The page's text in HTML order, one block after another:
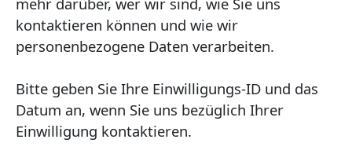
kontaktieren können und wie wir
personenbezogene Daten verarbeiten.
Bitte geben Sie Ihre Einwilligungs-ID und das
Datum an, wenn Sie uns bezüglich Ihrer
Einwilligung kontaktieren.